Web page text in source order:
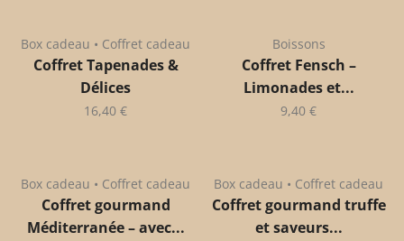
Box cadeau • Coffret cadeau
Coffret Tapenades &
Délices
16,40 €
Boissons
Coffret Fensch –
Limonades et...
9,40 €
Box cadeau • Coffret cadeau
Coffret gourmand
Méditerranée – avec...
Box cadeau • Coffret cadeau
Coffret gourmand truffe
et saveurs...